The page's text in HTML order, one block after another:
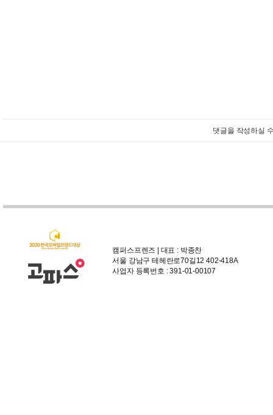
댓글을 작성하실
캠퍼스프렌즈 | 대표 : 박종찬
서울 강남구 테헤란로70길12 402-418A
사업자 등록번호 : 391-01-00107